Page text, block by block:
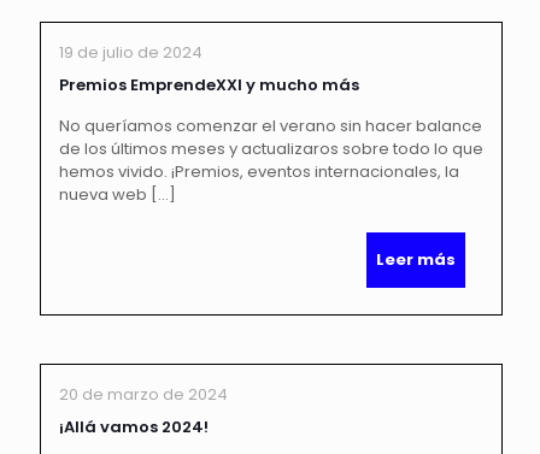
19 de julio de 2024
Premios EmprendeXXI y mucho más
No queríamos comenzar el verano sin hacer balance
de los últimos meses y actualizaros sobre todo lo que
hemos vivido. ¡Premios, eventos internacionales, la
nueva web […]
Leer más
20 de marzo de 2024
¡Allá vamos 2024!